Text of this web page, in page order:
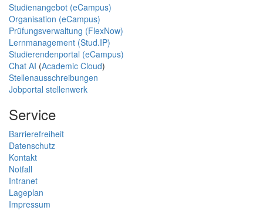
Studienangebot (eCampus)
Organisation (eCampus)
Prüfungsverwaltung (FlexNow)
Lernmanagement (Stud.IP)
Studierendenportal (eCampus)
Chat AI (Academic Cloud)
Stellenausschreibungen
Jobportal stellenwerk
Service
Barrierefreiheit
Datenschutz
Kontakt
Notfall
Intranet
Lageplan
Impressum